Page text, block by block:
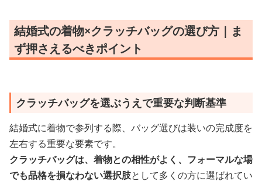
結婚式の着物×クラッチバッグの選び方｜ま
ず押さえるべきポイント
クラッチバッグを選ぶうえで重要な判断基準
結婚式に着物で参列する際、バッグ選びは装いの完成度を
左右する重要な要素です。
クラッチバッグは、着物との相性がよく、フォーマルな場
でも品格を損なわない選択肢として多くの方に選ばれてい